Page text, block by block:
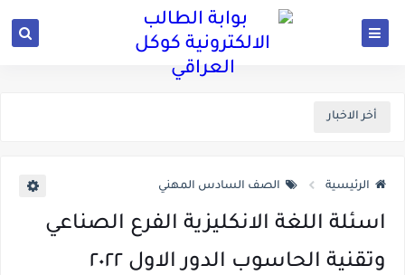
أخر الاخبار
الرئيسية الصف السادس المهني
اسئلة اللغة الانكليزية الفرع الصناعي
وتقنية الحاسوب الدور الاول ٢٠٢٢